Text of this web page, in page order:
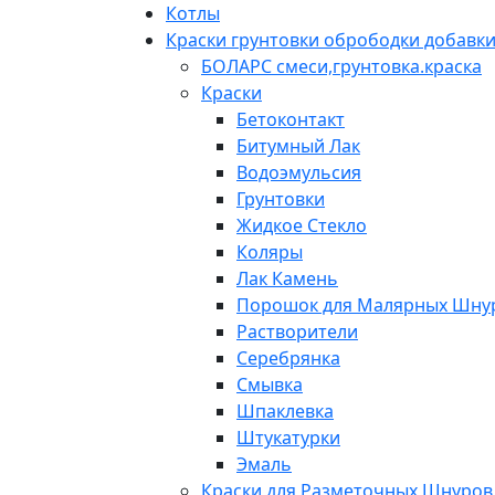
Котлы
Краски грунтовки обрободки добавки
БОЛАРС смеси,грунтовка.краска
Краски
Бетоконтакт
Битумный Лак
Водоэмульсия
Грунтовки
Жидкое Стекло
Коляры
Лак Камень
Порошок для Малярных
Растворители
Серебрянка
Смывка
Шпаклевка
Штукатурки
Эмаль